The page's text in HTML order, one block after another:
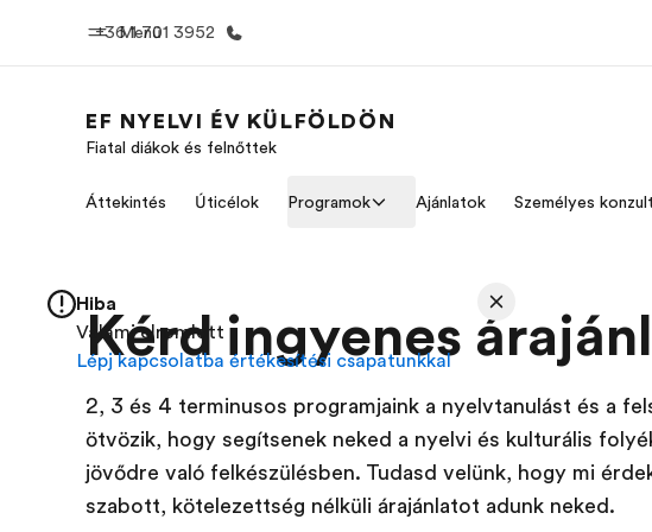
Menü
+36 1 701 3952
Üdvözlünk az EF-nél
Az összes EF program
EF NYELVI ÉV KÜLFÖLDÖN
Fiatal diákok és felnőttek
Áttekintés Úticélok Programok Ajánlatok Személyes
Kérd ingyenes
2, 3 és 4 terminusos programjaink a nyelvtanulást és a
ötvözik, hogy segítsenek neked a nyelvi és kulturális
jövődre való felkészülésben. Tudasd velünk, hogy mi
szabott, kötelezettség nélküli árajánlatot adunk neked.
Hiba
Valami elromlott
Lépj kapcsolatba értékesítési csapatunkkal